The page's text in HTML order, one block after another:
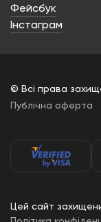
Фейсбук
Інстаграм
© Всі права
Публічна оферта
Цей сайт